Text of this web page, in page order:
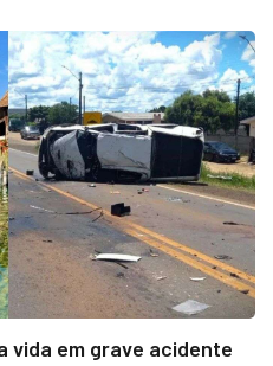
vida em grave acidente